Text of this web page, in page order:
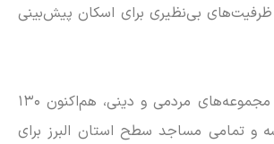
ظرفیت‌های بی‌نظیری برای اسکان پیش‌بینی
وی افزود: با همت مجموعه‌های مردمی و دینی، هم‌اکنون ۱۳۰
۱۰۰ مدرسه و تمامی مساجد سطح استان البرز برای